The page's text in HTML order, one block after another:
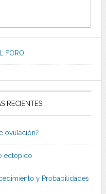
FORO
RECIENTES
ovulación?
ectópico
y Probabilidades